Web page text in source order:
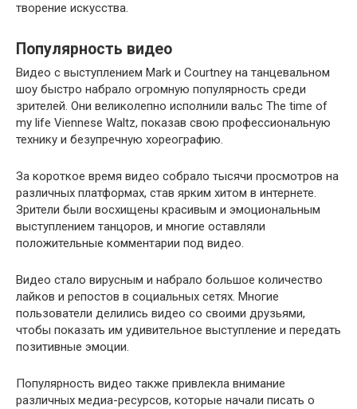
творение искусства.
Популярность видео
Видео с выступлением Mark и Courtney на танцевальном
шоу быстро набрало огромную популярность среди
зрителей. Они великолепно исполнили вальс The time of
my life Viennese Waltz, показав свою профессиональную
технику и безупречную хореографию.
За короткое время видео собрало тысячи просмотров на
различных платформах, став ярким хитом в интернете.
Зрители были восхищены красивым и эмоциональным
выступлением танцоров, и многие оставляли
положительные комментарии под видео.
Видео стало вирусным и набрало большое количество
лайков и репостов в социальных сетях. Многие
пользователи делились видео со своими друзьями,
чтобы показать им удивительное выступление и передать
позитивные эмоции.
Популярность видео также привлекла внимание
различных медиа-ресурсов, которые начали писать о